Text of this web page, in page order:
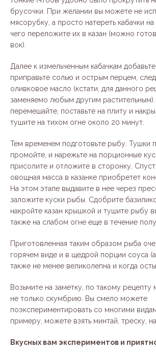
брусочки. При желании вы можете не
мясорубку, а просто натереть кабачки
чего переложите их в казан (можно
вок).
Далее к измельченным кабачкам
приправьте солью и острым перцем,
оливковое масло (кстати, для данного
заменяемо любым другим
перемешайте, поставьте на плиту и
тушите на тихом огне около 20 минут.
Тем временем подготовьте рыбу. Тушки
промойте, и нарежьте на порционные
присолите и отложите в сторонку.
овощная масса в казанке приобретет
На этом этапе выдавите в нее через
заложите куски рыбы. Сдобрите
накройте казан крышкой и тушите рыбу
также на слабом огне еще в течение
Приготовленная таким образом рыба
горячем виде и в щедрой порции соуса
также не менее великолепна и когда
Возьмите на заметку, по такому рецепту
не только скумбрию. Вы смело можете
поэкспериментировать со многими
примеру, можете взять минтай, треску,
Вкусных вам экспериментов и